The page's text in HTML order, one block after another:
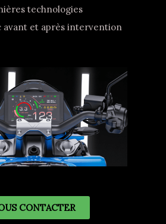
technologies
avant et après intervention
CONTACTER